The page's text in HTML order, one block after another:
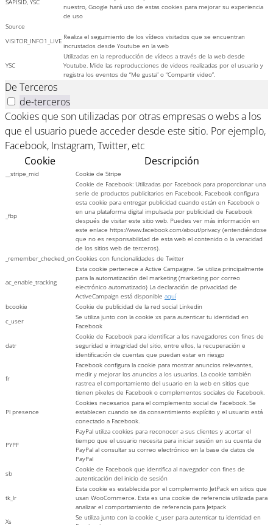
SAPISID, YSC
nuestro, Google hará uso de estas cookies para mejorar su experiencia
de uso
Source
VISITOR_INFO1_LIVE Realiza el seguimiento de los vídeos visitados que se encuentran
incrustados desde Youtube en la web
YSC
Utilizadas en la reproducción de vídeos a través de la web desde
Youtube. Mide las reproducciones de videos realizadas por el usuario y
registra los eventos de “Me gusta” o “Compartir video”.
De Terceros
de-terceros
Cookies que son utilizadas por otras empresas o webs a los
que el usuario puede acceder desde este sitio. Por ejemplo,
Facebook, Instagram, Twitter, etc
Cookie
Descripción
__stripe_mid Cookie de Stripe
_fbp
Cookie de Facebook: Utilizadas por Facebook para proporcionar una
serie de productos publicitarios en Facebook. Facebook configura
esta cookie para entregar publicidad cuando están en Facebook o
en una plataforma digital impulsada por publicidad de Facebook
después de visitar este sitio web. Puedes ver más información en
este enlace https://www.facebook.com/about/privacy (entendiéndose
que no es responsabilidad de esta web el contenido o la veracidad
de los sitios web de terceros).
_remember_checked_on Cookies con funcionalidades de Twitter
ac_enable_tracking
Esta cookie pertenece a Active Campaigne. Se utiliza principalmente
para la automatización del marketing (marketing por correo
electrónico automatizado) La declaración de privacidad de
ActiveCampaign está disponible aquí
bcookie
Cookie de publicidad de la red social Linkedin
c_user
Se utiliza junto con la cookie xs para autenticar tu identidad en
Facebook
datr
Cookie de Facebook para identificar a los navegadores con fines de
seguridad e integridad del sitio, entre ellos, la recuperación e
identificación de cuentas que puedan estar en riesgo
fr
Facebook configura la cookie para mostrar anuncios relevantes,
medir y mejorar los anuncios a los usuarios. La cookie también
rastrea el comportamiento del usuario en la web en sitios que
tienen píxeles de Facebook o complementos sociales de Facebook.
Pl presence
Cookies necesarios para el complemento social de Facebook. Se
establecen cuando se da consentimiento explícito y el usuario está
conectado a Facebook.
PYPF
PayPal utiliza cookies para reconocer a sus clientes y acortar el
tiempo que el usuario necesita para iniciar sesión en su cuenta de
PayPal al consultar su correo electrónico en la base de datos de
PayPal
sb
Cookie de Facebook que identifica al navegador con fines de
autenticación del inicio de sesión
tk_lr
Esta cookie es establecida por el complemento JetPack en sitios que
usan WooCommerce. Esta es una cookie de referencia utilizada para
analizar el comportamiento de referencia para Jetpack
Xs
Se utiliza junto con la cookie c_user para autenticar tu identidad en